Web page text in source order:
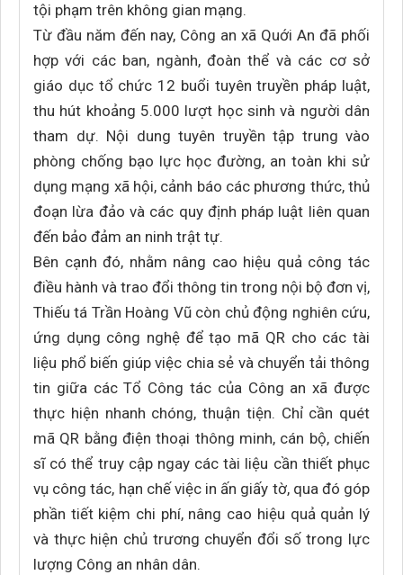
tội phạm trên không gian mạng.
Từ đầu năm đến nay, Công an xã Quới An đã phối
hợp với các ban, ngành, đoàn thể và các cơ sở
giáo dục tổ chức 12 buổi tuyên truyền pháp luật,
thu hút khoảng 5.000 lượt học sinh và người dân
tham dự. Nội dung tuyên truyền tập trung vào
phòng chống bạo lực học đường, an toàn khi sử
dụng mạng xã hội, cảnh báo các phương thức, thủ
đoạn lừa đảo và các quy định pháp luật liên quan
đến bảo đảm an ninh trật tự.
Bên cạnh đó, nhằm nâng cao hiệu quả công tác
điều hành và trao đổi thông tin trong nội bộ đơn vị,
Thiếu tá Trần Hoàng Vũ còn chủ động nghiên cứu,
ứng dụng công nghệ để tạo mã QR cho các tài
liệu phổ biến giúp việc chia sẻ và chuyển tải thông
tin giữa các Tổ Công tác của Công an xã được
thực hiện nhanh chóng, thuận tiện. Chỉ cần quét
mã QR bằng điện thoại thông minh, cán bộ, chiến
sĩ có thể truy cập ngay các tài liệu cần thiết phục
vụ công tác, hạn chế việc in ấn giấy tờ, qua đó góp
phần tiết kiệm chi phí, nâng cao hiệu quả quản lý
và thực hiện chủ trương chuyển đổi số trong lực
lượng Công an nhân dân.